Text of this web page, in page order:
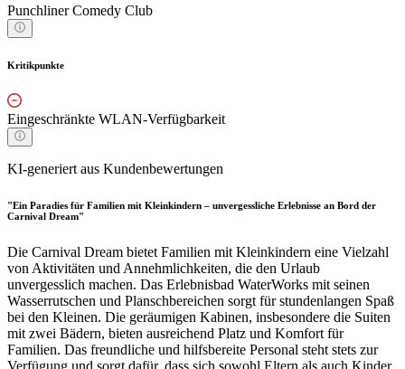
Punchliner Comedy Club
Kritikpunkte
Eingeschränkte WLAN-Verfügbarkeit
KI-generiert aus Kundenbewertungen
"Ein Paradies für Familien mit Kleinkindern – unvergessliche Erlebnisse an Bord der
Carnival Dream"
Die Carnival Dream bietet Familien mit Kleinkindern eine Vielzahl
von Aktivitäten und Annehmlichkeiten, die den Urlaub
unvergesslich machen. Das Erlebnisbad WaterWorks mit seinen
Wasserrutschen und Planschbereichen sorgt für stundenlangen Spaß
bei den Kleinen. Die geräumigen Kabinen, insbesondere die Suiten
mit zwei Bädern, bieten ausreichend Platz und Komfort für
Familien. Das freundliche und hilfsbereite Personal steht stets zur